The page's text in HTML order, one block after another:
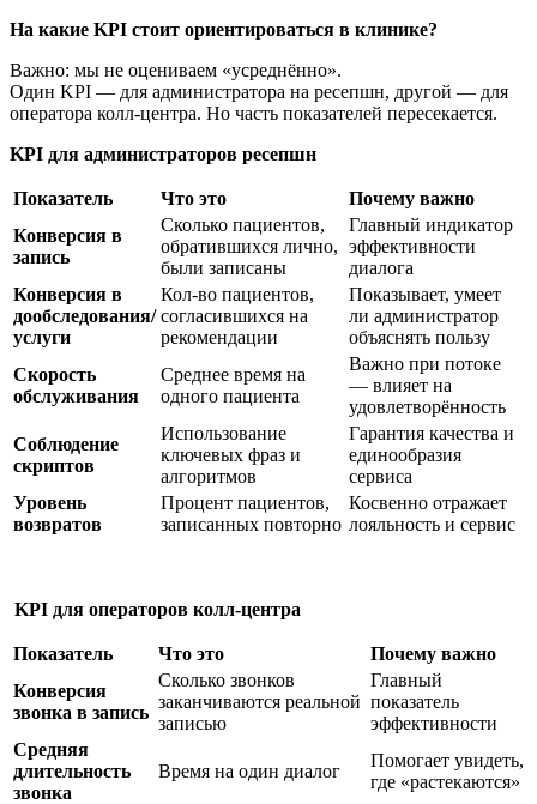
На какие KPI стоит ориентироваться в клинике?
Важно: мы не оцениваем «усреднённо».
Один KPI — для администратора на ресепшн, другой — для
оператора колл-центра. Но часть показателей пересекается.
KPI для администраторов ресепшн
Показатель Что это
Почему важно
Конверсия в
запись
Сколько пациентов,
обратившихся лично,
были записаны
Главный индикатор
эффективности
диалога
Конверсия в
дообследования/
услуги
Кол-во пациентов,
согласившихся на
рекомендации
Показывает, умеет
ли администратор
объяснять пользу
Скорость
обслуживания
Среднее время на
одного пациента
Важно при потоке
— влияет на
удовлетворённость
Соблюдение
скриптов
Использование
ключевых фраз и
алгоритмов
Гарантия качества и
единообразия
сервиса
Уровень
возвратов
Процент пациентов,
записанных повторно
Косвенно отражает
лояльность и сервис
KPI для операторов колл-центра
Показатель Что это
Почему важно
Конверсия
звонка в запись
Сколько звонков
заканчиваются реальной
записью
Главный
показатель
эффективности
Средняя
длительность
звонка
Время на один диалог
Помогает увидеть,
где «растекаются»